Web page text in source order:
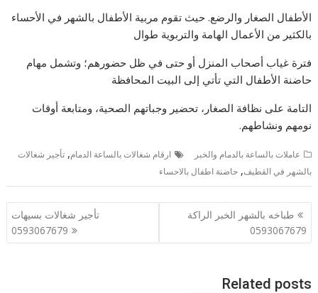
الأطفال الصغار والرضع. حيث تقوم مربية الأطفال بالشهر في الأحساء
بالكثير من الأعمال الهامة والتربوية طوال
فترة غياب أصحاب المنزل أو حتى في ظل حضورهم؛ وتشمل مهام
حاضنة الأطفال التي تأتي إلى البيت المحافظة
التامة على نظافة الصغار، تحضير وجباتهم الصحية، ومتابعة أوقات
نومهم ونشاطهم.
عاملات بالساعة بالدمام والخبر ارقام شغالات بالساعة الدمام,تأجير شغالات
بالشهر في القطيف,حاضنة اطفال بالاحساء
تصفّح
المقالات
طباخه بالشهر الخبر الراكة
0593067679
تأجير شغالات بسيهات
0593067679
Related posts